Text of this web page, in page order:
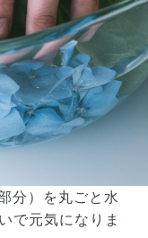
分）を丸ごと水
で元気になりま